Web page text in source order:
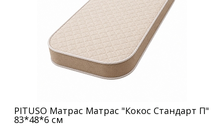
PITUSO Матрас Матрас "Кокос Стандарт П"
83*48*6 см